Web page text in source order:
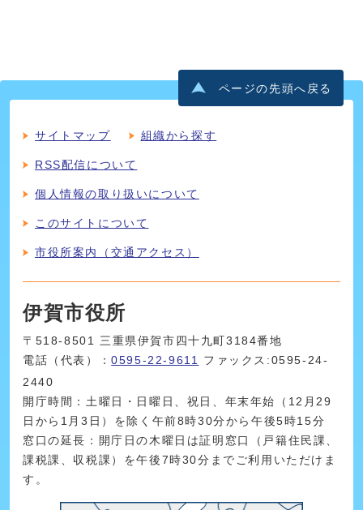
ページの先頭へ戻る
サイトマップ 組織から探す
RSS配信について
個人情報の取り扱いについて
このサイトについて
市役所案内（交通アクセス）
伊賀市役所
〒518-8501 三重県伊賀市四十九町3184番地
電話（代表）：0595-22-9611
ファックス:0595-24-
2440
開庁時間：土曜日・日曜日、祝日、年末年始（12月29
日から1月3日）を除く午前8時30分から午後5時15分
窓口の延長：開庁日の木曜日は証明窓口（戸籍住民課、
課税課、収税課）を午後7時30分までご利用いただけま
す。